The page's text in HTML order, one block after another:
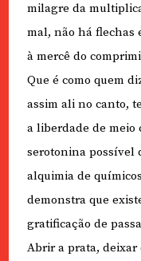
milagre da
mal, não há flechas
à mercê do
Que é como quem
assim ali no canto,
a liberdade de meio
serotonina possível
alquimia de
demonstra que
gratificação de
Abrir a prata,